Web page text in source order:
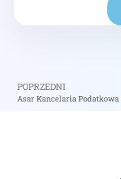
POPRZEDNI